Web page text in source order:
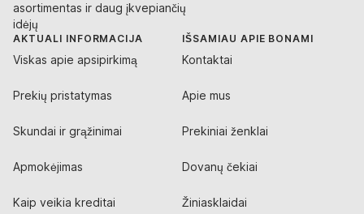
asortimentas ir daug įkvepiančių
idėjų
AKTUALI INFORMACIJA
Viskas apie apsipirkimą
Prekių pristatymas
Skundai ir grąžinimai
Apmokėjimas
Kaip veikia kreditai
IŠSAMIAU APIE BONAMI
Kontaktai
Apie mus
Prekiniai ženklai
Dovanų čekiai
Žiniasklaidai